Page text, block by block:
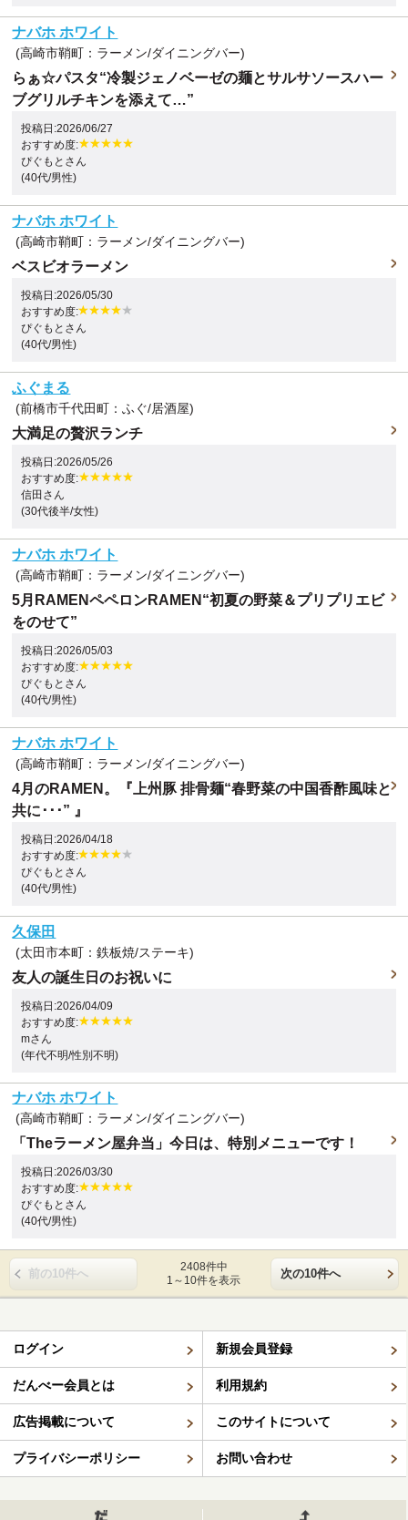
ナバホ ホワイト
(高崎市鞘町：ラーメン/ダイニングバー)
らぁ☆パスタ“冷製ジェノベーゼの麺とサルサソースハー
ブグリルチキンを添えて…”
投稿日:2026/06/27
おすすめ度:
ぴぐもとさん
(40代/男性)
ナバホ ホワイト
(高崎市鞘町：ラーメン/ダイニングバー)
ベスビオラーメン
投稿日:2026/05/30
おすすめ度:
ぴぐもとさん
(40代/男性)
ふぐまる
(前橋市千代田町：ふぐ/居酒屋)
大満足の贅沢ランチ
投稿日:2026/05/26
おすすめ度:
信田さん
(30代後半/女性)
ナバホ ホワイト
(高崎市鞘町：ラーメン/ダイニングバー)
5月RAMENペペロンRAMEN“初夏の野菜＆プリプリエビ
をのせて”
投稿日:2026/05/03
おすすめ度:
ぴぐもとさん
(40代/男性)
ナバホ ホワイト
(高崎市鞘町：ラーメン/ダイニングバー)
4月のRAMEN。『上州豚 排骨麺“春野菜の中国香酢風味と
共に･･･” 』
投稿日:2026/04/18
おすすめ度:
ぴぐもとさん
(40代/男性)
久保田
(太田市本町：鉄板焼/ステーキ)
友人の誕生日のお祝いに
投稿日:2026/04/09
おすすめ度:
mさん
(年代不明/性別不明)
ナバホ ホワイト
(高崎市鞘町：ラーメン/ダイニングバー)
「Theラーメン屋弁当」今日は、特別メニューです！
投稿日:2026/03/30
おすすめ度:
ぴぐもとさん
(40代/男性)
前の10件へ
2408件中
1～10件を表示
次の10件へ
ログイン 新規会員登録
だんべー会員とは 利用規約
広告掲載について このサイトについて
プライバシーポリシー お問い合わせ